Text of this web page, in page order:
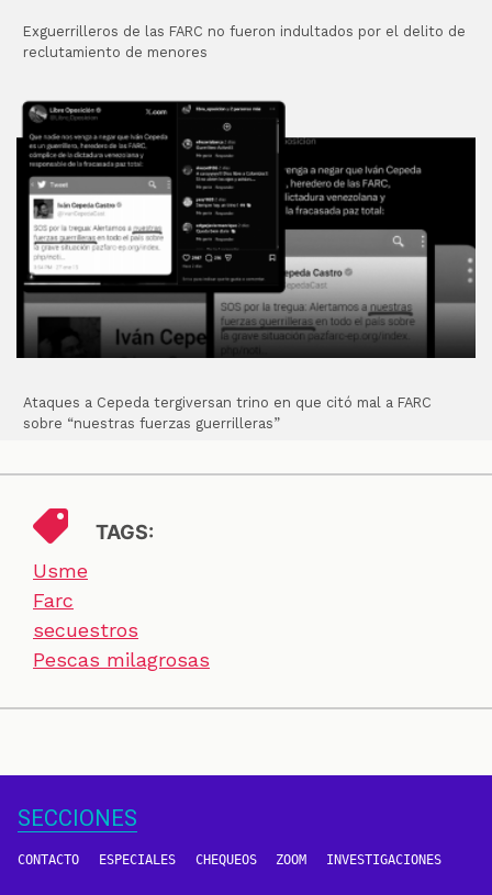
Exguerrilleros de las FARC no fueron indultados por el delito de
reclutamiento de menores
Ataques a Cepeda tergiversan trino en que citó mal a FARC
sobre “nuestras fuerzas guerrilleras”
TAGS:
Usme
Farc
secuestros
Pescas milagrosas
SECCIONES
CONTACTO ESPECIALES CHEQUEOS ZOOM INVESTIGACIONES